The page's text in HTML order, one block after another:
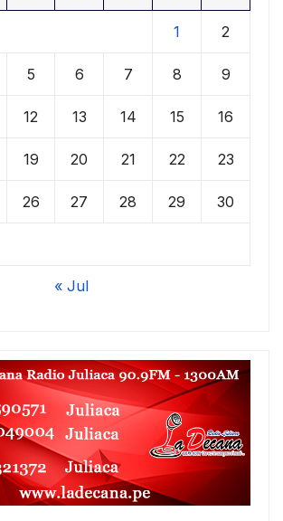
1 2
5 6 7 8 9
12 13 14 15 16
19 20 21 22 23
26 27 28 29 30
« Jul